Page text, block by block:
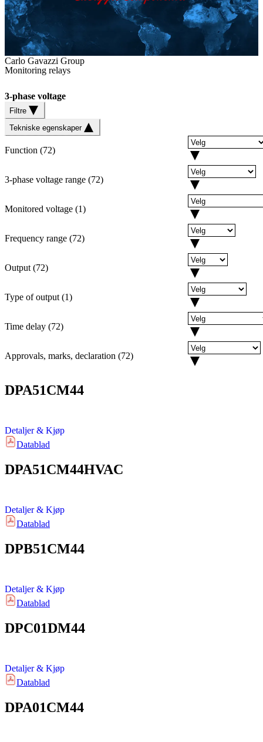
Carlo Gavazzi Group
Monitoring relays
3-phase voltage
Filtre
Tekniske egenskaper
Function (72)
3-phase voltage range (72)
Monitored voltage (1)
Frequency range (72)
Output(72)
Type of output(1)
Time delay (72)
Approvals, marks, declaration (72)
DPA51CM44
Detaljer & Kjøp
Datablad
DPA51CM44HVAC
Detaljer & Kjøp
Datablad
DPB51CM44
Detaljer & Kjøp
Datablad
DPC01DM44
Detaljer & Kjøp
Datablad
DPA01CM44